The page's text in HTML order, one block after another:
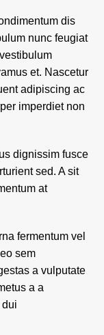
dis
nunc feugiat
et. Nascetur
adipiscing ac
imperdiet non
dignissim fusce
sed. A sit
at
fermentum vel
sem
a vulputate
a a